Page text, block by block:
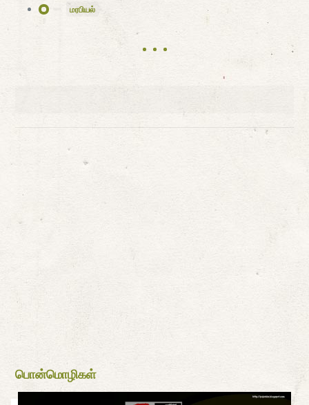
மரபியல்
பொன்மொழிகள்